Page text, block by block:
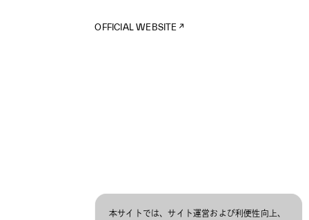
OFFICIAL WEBSITE
本サイトでは、サイト運営および利便性向上、